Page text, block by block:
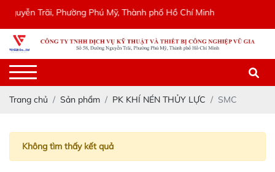
Trãi, Phường Phú Mỹ, Thành phố Hồ Chí Minh
Trang chủ Sản phẩm PK KHÍ NÉN THỦY LỰC SMC
Không tìm thấy kết quả